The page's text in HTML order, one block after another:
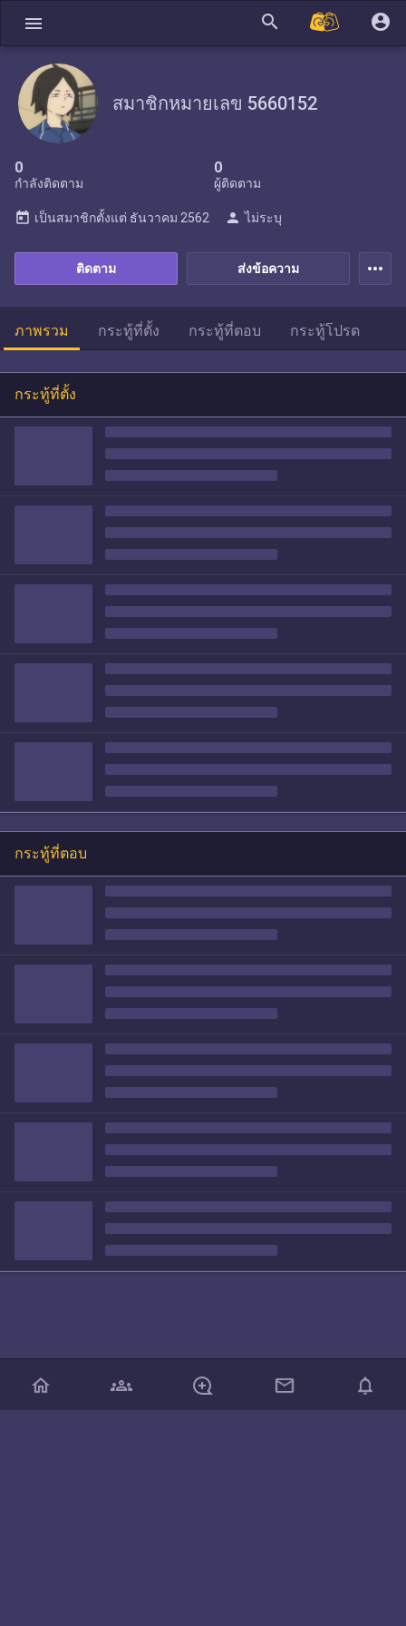
menu search account_circle
สมาชิกหมายเลข 5660152
0
กำลังติดตาม
0
ผู้ติดตาม
ส่งข้อความ
ติดตาม
today เป็นสมาชิกตั้งแต่ ธันวาคม 2562 person ไม่ระบุ
more_horiz
ภาพรวม กระทู้ที่ตั้ง กระทู้ที่ตอบ กระทู้โปรด
กระทู้ที่ตั้ง
กระทู้ที่ตอบ